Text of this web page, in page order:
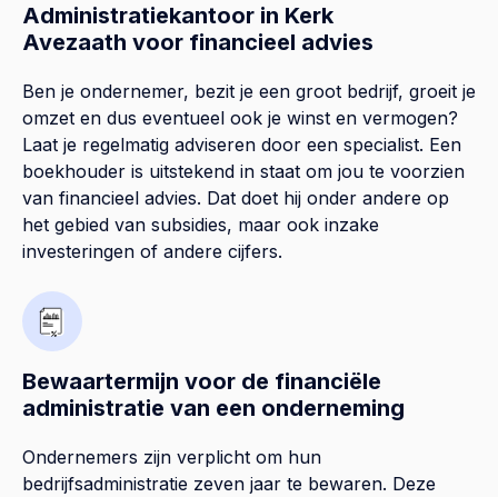
Administratiekantoor in Kerk
Avezaath voor financieel advies
Ben je ondernemer, bezit je een groot bedrijf, groeit je
omzet en dus eventueel ook je winst en vermogen?
Laat je regelmatig adviseren door een specialist. Een
boekhouder is uitstekend in staat om jou te voorzien
van financieel advies. Dat doet hij onder andere op
het gebied van subsidies, maar ook inzake
investeringen of andere cijfers.
Bewaartermijn voor de financiële
administratie van een onderneming
Ondernemers zijn verplicht om hun
bedrijfsadministratie zeven jaar te bewaren. Deze